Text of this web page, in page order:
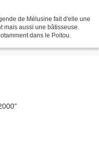
de Mélusine fait d'elle une
mais aussi une bâtisseuse.
dans le Poitou.